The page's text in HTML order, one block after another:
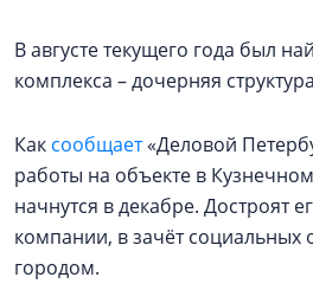
В августе текущего года был
комплекса – дочерняя
Как сообщает«Деловой
работы на объекте в
начнутся в декабре. Достроят
компании, в зачёт социальных
городом.